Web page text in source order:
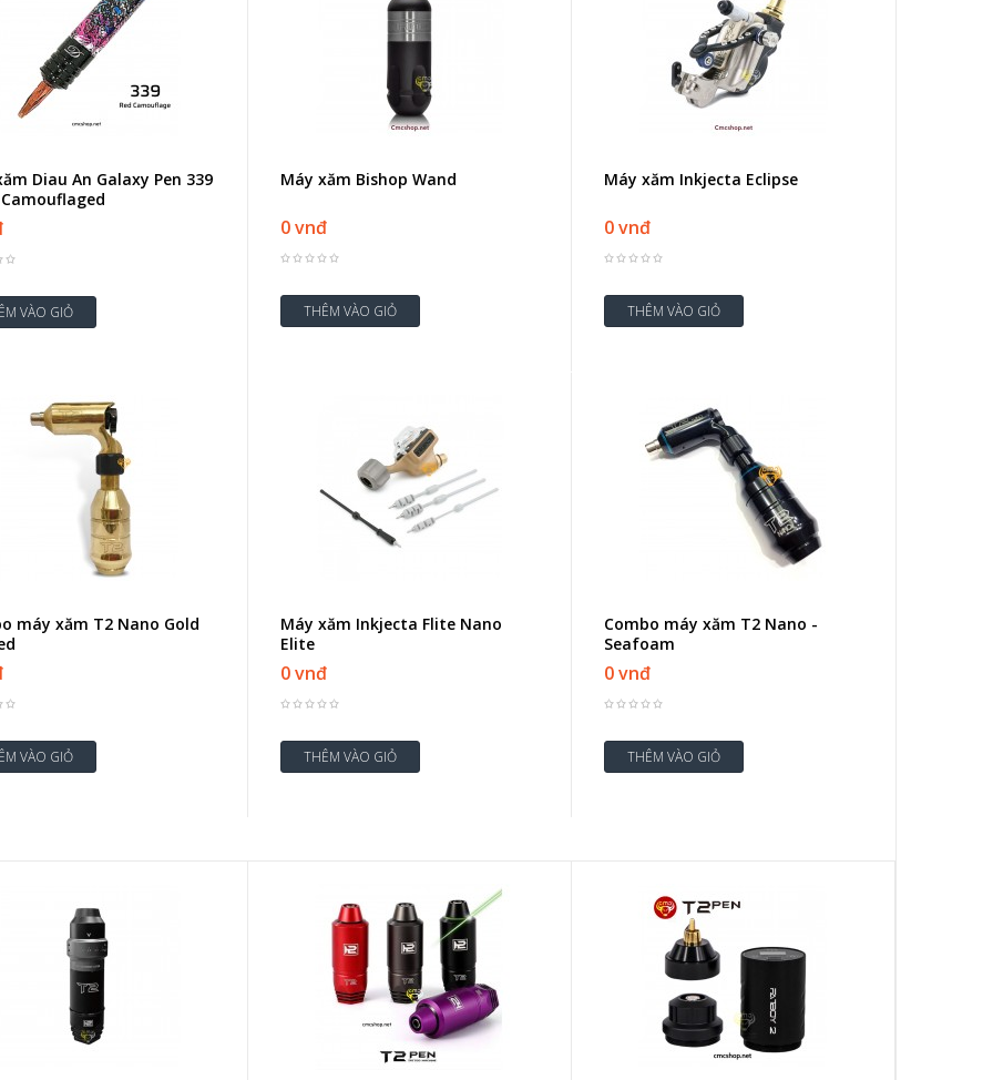
Diau An Galaxy Pen 339
Máy xăm Bishop Wand
0 vnđ
Máy xăm Inkjecta Eclipse
0 vnđ
máy xăm T2 Nano Gold
Máy xăm Inkjecta Flite Nano
Elite
0 vnđ
Combo máy xăm T2 Nano -
Seafoam
0 vnđ